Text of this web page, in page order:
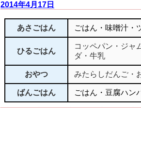
2014年4月17日
あさごはん ごはん・味噌汁・
ひるごはん
コッペパン・ジャ
ダ・牛乳
おやつ みたらしだんご・
ばんごはん ごはん・豆腐ハン